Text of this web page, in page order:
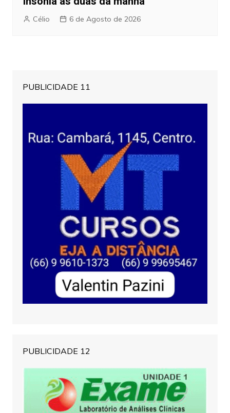
Célio 6 de Agosto de 2026
PUBLICIDADE 11
PUBLICIDADE 12